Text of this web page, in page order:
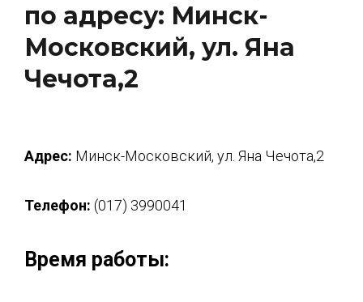
по адресу: Минск-
Московский, ул. Яна
Чечота,2
Адрес: Минск-Московский, ул. Яна Чечота,2
Телефон: (017) 3990041
Время работы: